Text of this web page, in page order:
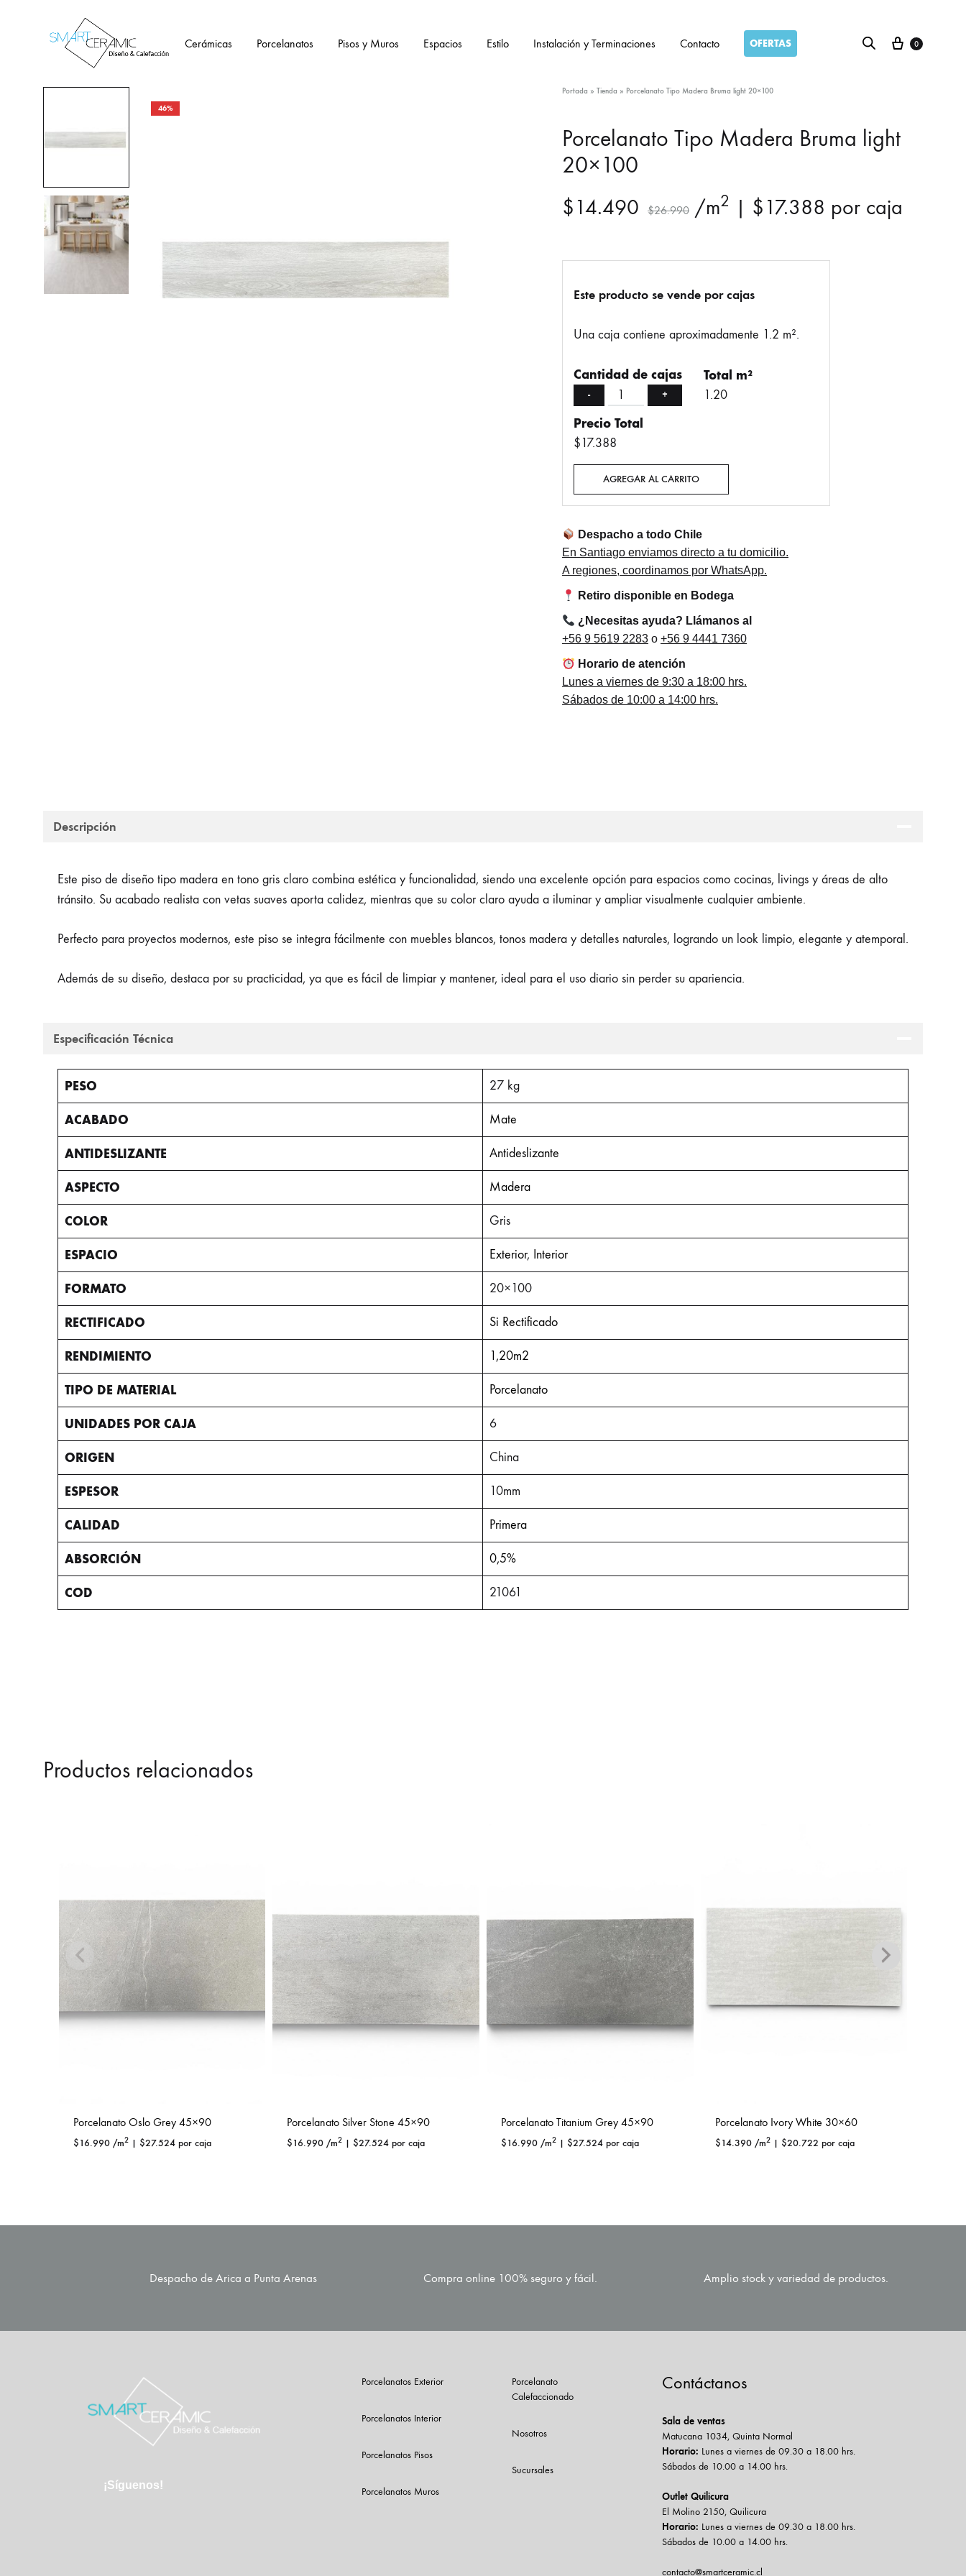
Cerámicas Porcelanatos Pisos y Muros Espacios Estilo Instalación y Terminaciones Contacto OFERTAS Carro
0
46%
Portada » Tienda » Porcelanato Tipo Madera Bruma light 20×100
Porcelanato Tipo Madera Bruma light
20×100
$14.490 $26.990 /m2 | $17.388 por caja
Este producto se vende por cajas
Una caja contiene aproximadamente 1.2 m².
Cantidad de cajas
- +
Total m²
1.20
Precio Total
$17.388
AGREGAR AL CARRITO
Despacho a todo Chile
En Santiago enviamos directo a tu domicilio.
A regiones, coordinamos por WhatsApp.
Retiro disponible en Bodega
¿Necesitas ayuda? Llámanos al
+56 9 5619 2283 o +56 9 4441 7360
Horario de atención
Lunes a viernes de 9:30 a 18:00 hrs.
Sábados de 10:00 a 14:00 hrs.
Descripción
Este piso de diseño tipo madera en tono gris claro combina estética y funcionalidad, siendo una excelente opción para espacios como cocinas, livings y áreas de alto
tránsito. Su acabado realista con vetas suaves aporta calidez, mientras que su color claro ayuda a iluminar y ampliar visualmente cualquier ambiente.
Perfecto para proyectos modernos, este piso se integra fácilmente con muebles blancos, tonos madera y detalles naturales, logrando un look limpio, elegante y atemporal.
Además de su diseño, destaca por su practicidad, ya que es fácil de limpiar y mantener, ideal para el uso diario sin perder su apariencia.
Especificación Técnica
PESO 27 kg
ACABADO Mate
ANTIDESLIZANTE Antideslizante
ASPECTO Madera
COLOR Gris
ESPACIO Exterior, Interior
FORMATO 20×100
RECTIFICADO Si Rectificado
RENDIMIENTO 1,20m2
TIPO DE MATERIAL Porcelanato
UNIDADES POR CAJA 6
ORIGEN China
ESPESOR 10mm
CALIDAD Primera
ABSORCIÓN 0,5%
COD 21061
Productos relacionados
Porcelanato Oslo Grey 45×90
$16.990/m2| $27.524por caja
Porcelanato Silver Stone 45×90
$16.990 /m2 | $27.524 por caja
Porcelanato Titanium Grey 45×90
$16.990/m2| $27.524por caja
Porcelanato Ivory White 30×60
$14.390/m2| $20.722 por caja
Despacho de Arica a Punta Arenas Compra online 100% seguro y fácil. Amplio stock y variedad de productos.
¡Síguenos!
Porcelanatos Exterior
Porcelanatos Interior
Porcelanatos Pisos
Porcelanatos Muros
Porcelanato
Calefaccionado
Nosotros
Sucursales
Contáctanos
Sala de ventas
Matucana 1034, Quinta Normal
Horario: Lunes a viernes de 09.30 a 18.00 hrs.
Sábados de 10.00 a 14.00 hrs.
Outlet Quilicura
El Molino 2150, Quilicura
Horario: Lunes a viernes de 09.30 a 18.00 hrs.
Sábados de 10.00 a 14.00 hrs.
contacto@smartceramic.cl